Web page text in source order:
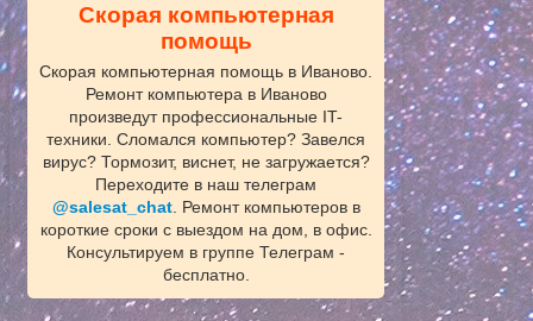
Скорая компьютерная
помощь
Скорая компьютерная помощь в Иваново.
Ремонт компьютера в Иваново
произведут профессиональные IT-
техники. Сломался компьютер? Завелся
вирус? Тормозит, виснет, не загружается?
Переходите в наш телеграм
@salesat_chat. Ремонт компьютеров в
короткие сроки с выездом на дом, в офис.
Консультируем в группе Телеграм -
бесплатно.